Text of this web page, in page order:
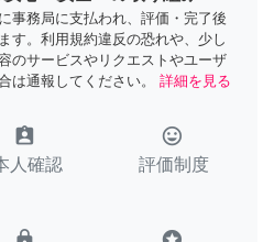
事務局に支払われ、評価・完了後
す。利用規約違反の恐れや、少し
のサービスやリクエストやユーザ
は通報してください。
詳細を見る
assignment_ind
人確認
tag_faces
評価制度